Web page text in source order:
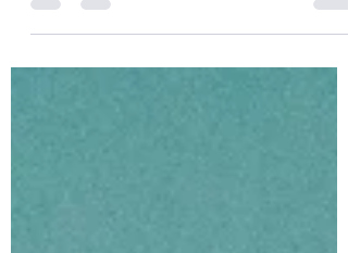
recentemente una importante vittoria
giudiziaria presso TAR Lazio – sezione